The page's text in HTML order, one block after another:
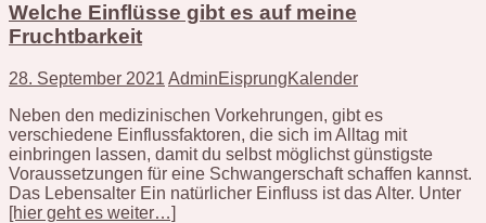
Welche Einflüsse gibt es auf meine
Fruchtbarkeit
28. September 2021 AdminEisprungKalender
Neben den medizinischen Vorkehrungen, gibt es
verschiedene Einflussfaktoren, die sich im Alltag mit
einbringen lassen, damit du selbst möglichst günstigste
Voraussetzungen für eine Schwangerschaft schaffen kannst.
Das Lebensalter Ein natürlicher Einfluss ist das Alter. Unter
[hier geht es weiter…]